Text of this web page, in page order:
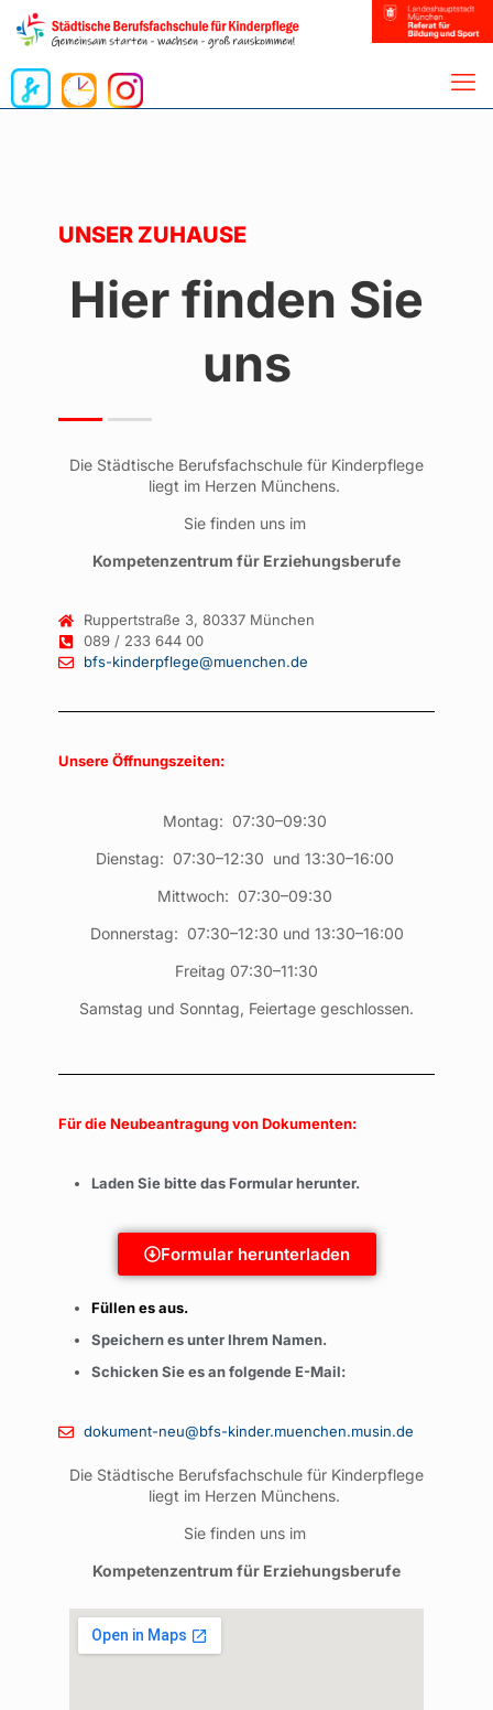
UNSER ZUHAUSE
Hier finden Sie
uns
Die Städtische Berufsfachschule für Kinderpflege
liegt im Herzen Münchens.
Sie finden uns im
Kompetenzentrum für Erziehungsberufe
Ruppertstraße 3, 80337 München
089 / 233 644 00
bfs-kinderpflege@muenchen.de
Unsere Öffnungszeiten:
Montag: 07:30–09:30
Dienstag: 07:30–12:30 und 13:30–16:00
Mittwoch: 07:30–09:30
Donnerstag: 07:30–12:30 und 13:30–16:00
Freitag 07:30–11:30
Samstag und Sonntag, Feiertage geschlossen.
Für die Neubeantragung von Dokumenten:
Laden Sie bitte das Formular herunter.
Formular herunterladen
Füllen es aus.
Speichern es unter Ihrem Namen.
Schicken Sie es an folgende E-Mail:
dokument-neu@bfs-kinder.muenchen.musin.de
Die Städtische Berufsfachschule für Kinderpflege
liegt im Herzen Münchens.
Sie finden uns im
Kompetenzentrum für Erziehungsberufe